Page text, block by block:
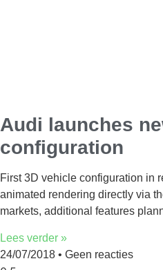
Audi launches
configuration
First 3D vehicle configuration in
animated rendering directly via
markets, additional features
Lees verder »
24/07/2018
Geen reacties